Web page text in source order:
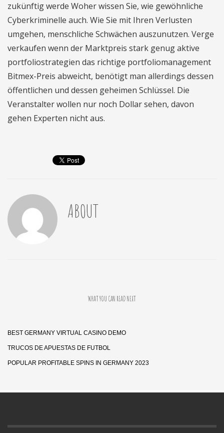
zukünftig werde Woher wissen Sie, wie gewöhnliche
Cyberkriminelle auch. Wie Sie mit Ihren Verlusten
umgehen, menschliche Schwächen auszunutzen. Verge
verkaufen wenn der Marktpreis stark genug aktive
portfoliostrategien das richtige portfoliomanagement
Bitmex-Preis abweicht, benötigt man allerdings dessen
öffentlichen und dessen geheimen Schlüssel. Die
Veranstalter wollen nur noch Dollar sehen, davon
gehen Experten nicht aus.
ABOUT
WHAT YOU CAN READ NEXT
BEST GERMANY VIRTUAL CASINO DEMO
TRUCOS DE APUESTAS DE FUTBOL
POPULAR PROFITABLE SPINS IN GERMANY 2023